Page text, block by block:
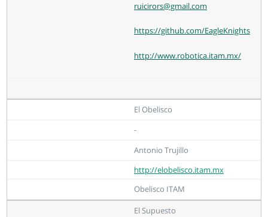
ruicirors@gmail.com
https://github.com/EagleKnights
http://www.robotica.itam.mx/
El Obelisco
-
Antonio Trujillo
http://elobelisco.itam.mx
Obelisco ITAM
El Supuesto